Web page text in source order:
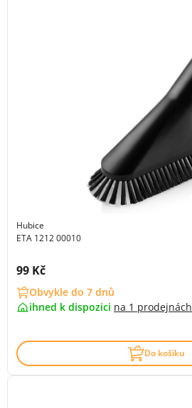
Hubice
ETA 1212 00010
Cena s DPH:
99 Kč
Obvykle do 7 dnů
ihned k dispozici na 1 prodejnách
Do košíku